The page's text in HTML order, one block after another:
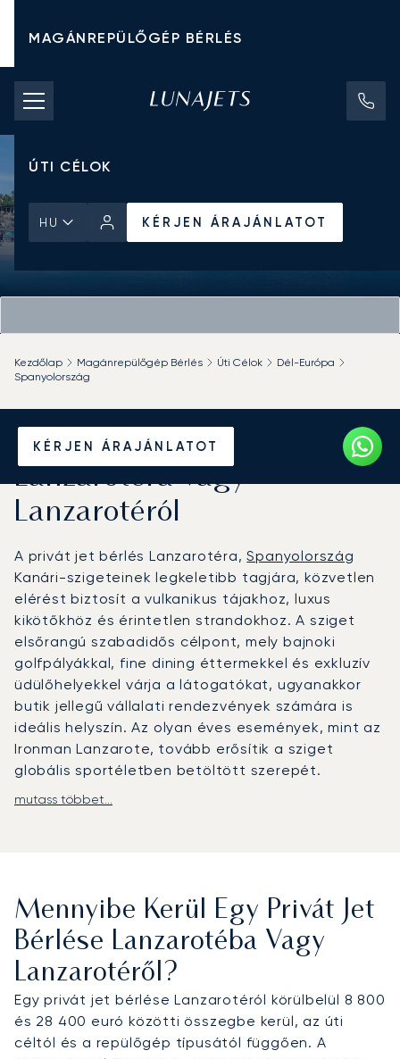
MAGÁNREPÜLŐGÉP BÉRLÉS
CHARTER ÁRAK
MAGÁNREPÜLŐGÉPEK
ÚTI CÉLOK
HU KÉRJEN ÁRAJÁNLATOT
KÉRJEN ÁRAJÁNLATOT
Kezdőlap Magánrepülőgép Bérlés Úti Célok
Dél-Európa
Spanyolország
Béreljen magánrepülőt
Lanzarotéra vagy
Lanzarotéról
A privát jet bérlés Lanzarotéra,Spanyolország
Kanári-szigeteinek legkeletibb tagjára, közvetlen
elérést biztosít a vulkanikus tájakhoz, luxus
kikötőkhöz és érintetlen strandokhoz. A sziget
elsőrangú szabadidős célpont, mely bajnoki
golfpályákkal, fine dining éttermekkel és exkluzív
üdülőhelyekkel várja a látogatókat, ugyanakkor
butik jellegű vállalati rendezvények számára is
ideális helyszín. Az olyan éves események, mint az
Ironman Lanzarote, tovább erősítik a sziget
globális sportéletben betöltött szerepét.
A LunaJets privát repülőutakat szervez
mint 30 perc alatt elérhetők a luxusüdülőhelyek és
a Puerto Calero kikötő, valamint az olyan kulturális
látványosságok, mint a César Manrique
Alapítvány. Igény esetén a szomszédos Kanári-
szigetekre is megszervezzük a továbbutazást,
lehetővé téve több szigetet érintő útiterv
megvalósítását.
mutass többet...
Mennyibe Kerül Egy Privát Jet
Bérlése Lanzarotéba Vagy
Lanzarotéről?
Egy privát jet bérlése Lanzarotéról körülbelül 8 800
és 28 400 euró közötti összegbe kerül, az úti
céltól és a repülőgép típusától függően. A